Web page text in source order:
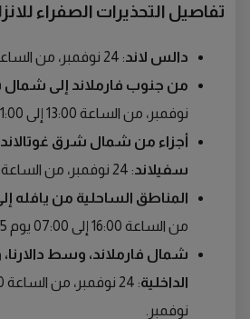
تفاصيل التحذيرات الصفراء
دالس لاند: 24 نوفمبر، من الساعة 10:00 إلى 15:00.
من جنوب فارملاند إلى
نوفمبر، من الساعة 13:00 إلى 01:00 يوم 25 نوفمبر.
أجزاء من شمال شرق
سفيلاند: 24 نوفمبر، من الساعة 15:00 إلى 19:00.
المناطق الساحلية من يافله
من الساعة 16:00 إلى 07:00 يوم 25 نوفمبر.
شمال فارملاند، وسط دالارنا،
الداخلية
نوفمبر.